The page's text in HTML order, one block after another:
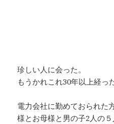
珍しい人に会った。
もうかれこれ30年以上経っ
電力会社に勤めておられた
様とお母様と男の子2人の